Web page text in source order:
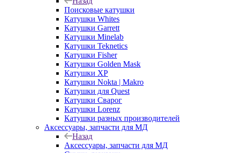
Поисковые катушки
Катушки Whites
Катушки Garrett
Катушки Minelab
Катушки Teknetics
Катушки Fisher
Катушки Golden Mask
Катушки XP
Катушки Nokta | Makro
Катушки для Quest
Катушки Сварог
Катушки Lorenz
Катушки разных производителей
Аксессуары, запчасти для МД
Назад
Аксессуары, запчасти для МД